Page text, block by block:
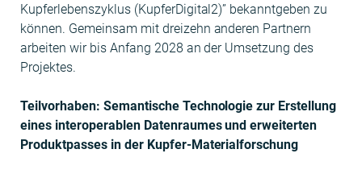
Kupfer­leben­szyk­lus (KupferDigital2)” bekan­nt­geben zu
kön­nen. Gemein­sam mit dreizehn anderen Part­nern
arbeit­en wir bis Anfang 2028 an der Umset­zung des
Projektes.
Teil­vorhaben: Seman­tis­che Tech­nolo­gie zur Erstel­lung
eines inter­op­er­a­blen Daten­raumes und erweit­erten
Pro­duk­t­pass­es in der Kupfer-Materialforschung